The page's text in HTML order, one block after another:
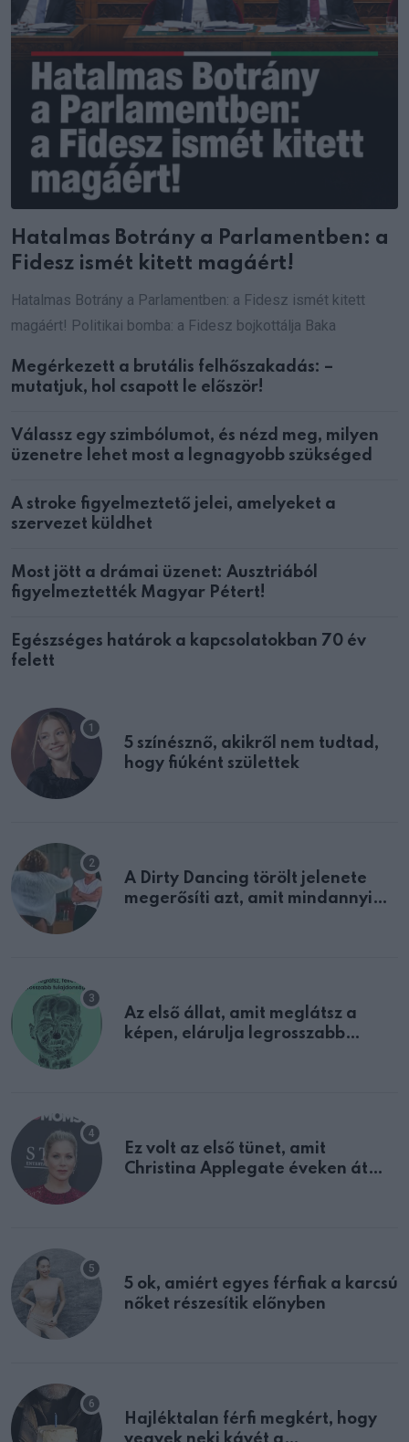
Hatalmas Botrány a Parlamentben: a
Fidesz ismét kitett magáért!
Hatalmas Botrány a Parlamentben: a Fidesz ismét kitett
magáért! Politikai bomba: a Fidesz bojkottálja Baka
Megérkezett a brutális felhőszakadás: –
mutatjuk, hol csapott le először!
Válassz egy szimbólumot, és nézd meg, milyen
üzenetre lehet most a legnagyobb szükséged
A stroke figyelmeztető jelei, amelyeket a
szervezet küldhet
Most jött a drámai üzenet: Ausztriából
figyelmeztették Magyar Pétert!
Egészséges határok a kapcsolatokban 70 év
felett
5 színésznő, akikről nem tudtad,
hogy fiúként születtek
A Dirty Dancing törölt jelenete
megerősíti azt, amit mindannyian
Az első állat, amit meglátsz a
képen, elárulja legrosszabb
Ez volt az első tünet, amit
Christina Applegate éveken át
5 ok, amiért egyes férfiak a karcsú
nőket részesítik előnyben
Hajléktalan férfi megkért, hogy